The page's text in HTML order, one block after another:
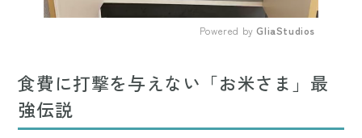
Powered by GliaStudios
食費に打撃を与えない「お米さま」最
強伝説